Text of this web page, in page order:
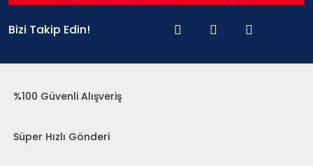
Bizi Takip Edin!
%100 Güvenli Alışveriş
Süper Hızlı Gönderi